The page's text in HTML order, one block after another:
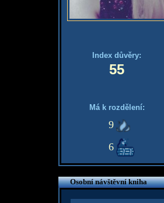
Index důvěry:
55
Má k rozdělení:
9
6
Osobní návštěvní kniha